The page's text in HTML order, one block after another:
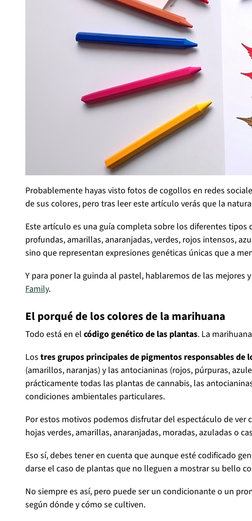
Probablemente hayas visto fotos de cogollos en redes
de sus colores, pero tras leer este artículo verás que la
Este artículo es una guía completa sobre los diferentes tipos
profundas, amarillas, anaranjadas, verdes, rojos intensos,
sino que representan expresiones genéticas únicas que a
Y para poner la guinda al pastel, hablaremos de las mejores
Family.
El porqué de los colores de la marihuana
Todo está en el código genético de las plantas. La
Los tres grupos principales de pigmentos responsables de
(amarillos, naranjas) y las antocianinas (rojos, púrpuras,
prácticamente todas las plantas de cannabis, las
condiciones ambientales particulares.
Por estos motivos podemos disfrutar del espectáculo de
hojas verdes, amarillas, anaranjadas, moradas, azuladas o
Eso sí, debes tener en cuenta que aunque esté codificado
darse el caso de plantas que no lleguen a mostrar su bello
No siempre es así, pero puede ser un condicionante o un
según dónde y cómo se cultiven.